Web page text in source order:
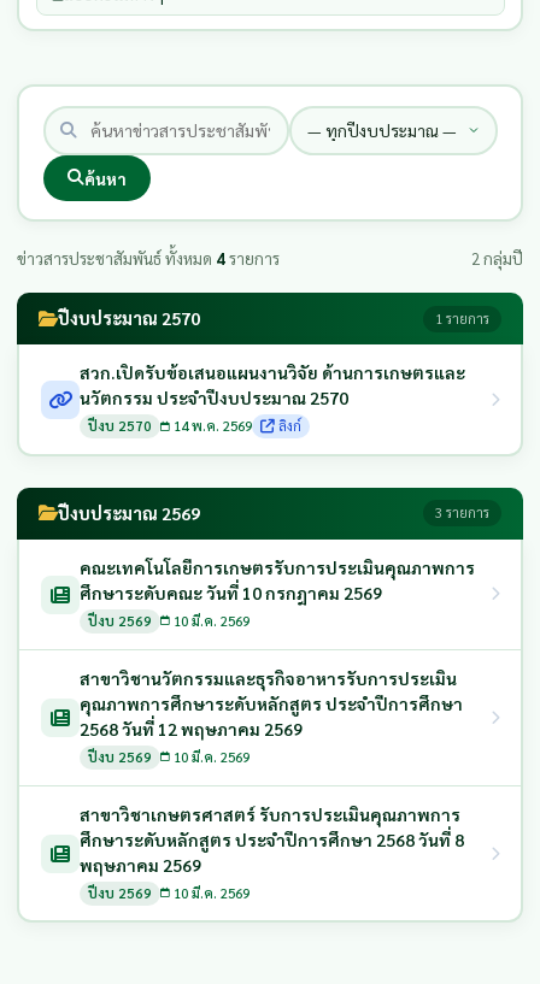
ค้นหา
ข่าวสารประชาสัมพันธ์ ทั้งหมด 4รายการ 2 กลุ่มปี
ปีงบประมาณ 2570 1 รายการ
สวก.เปิดรับข้อเสนอแผนงานวิจัย ด้านการเกษตรและ
นวัตกรรม ประจำปีงบประมาณ 2570
ปีงบ 2570 14 พ.ค. 2569 ลิงก์
ปีงบประมาณ 2569 3 รายการ
คณะเทคโนโลยีการเกษตรรับการประเมินคุณภาพการ
ศึกษาระดับคณะ วันที่ 10 กรกฎาคม 2569
ปีงบ 2569 10 มี.ค. 2569
สาขาวิชานวัตกรรมและธุรกิจอาหารรับการประเมิน
คุณภาพการศึกษาระดับหลักสูตร ประจำปีการศึกษา
2568 วันที่ 12 พฤษภาคม 2569
ปีงบ 2569 10 มี.ค. 2569
สาขาวิชาเกษตรศาสตร์ รับการประเมินคุณภาพการ
ศึกษาระดับหลักสูตร ประจำปีการศึกษา 2568 วันที่ 8
พฤษภาคม 2569
ปีงบ 2569 10 มี.ค. 2569